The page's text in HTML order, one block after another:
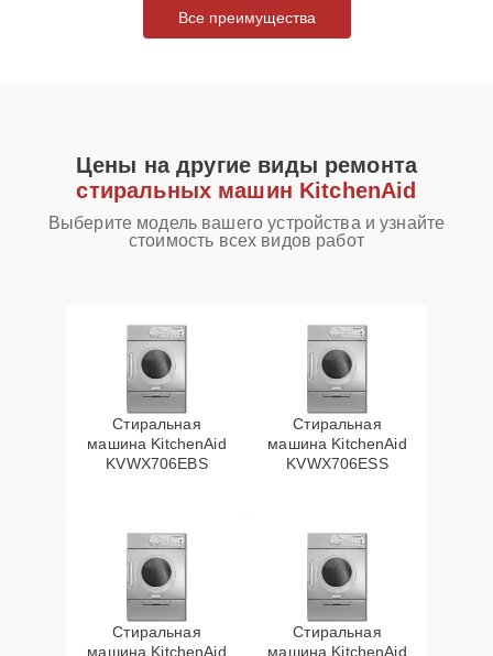
Все преимущества
Цены на другие виды ремонта
стиральных машин KitchenAid
Выберите модель вашего устройства и узнайте
стоимость всех видов работ
Стиральная
машина KitchenAid
KVWX706EBS
Стиральная
машина KitchenAid
KVWX706ESS
Стиральная
машина KitchenAid
Стиральная
машина KitchenAid